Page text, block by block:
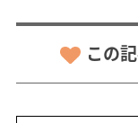
この